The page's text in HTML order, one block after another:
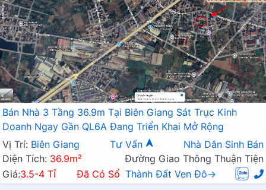
Bán Nhà 3 Tầng 36.9m Tại Biên Giang Sát Trục Kinh
Doanh Ngay Gần QL6A Đang Triển Khai Mở Rộng
Vị Trí: Biên Giang Tư Vấn
Nhà Dân Sinh Bán
Diện Tích: 36.9m²
Đường Giao Thông Thuận Tiện
Giá:3.5-4 Tỉ Đã Có Sổ Thành Đất Ven Đô→